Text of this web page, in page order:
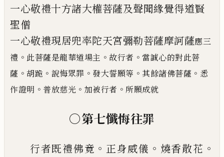
一心敬禮十方諸大權菩薩及聲聞緣覺得道賢
聖僧
一心敬禮現居兜率陀天宮彌勒菩薩摩訶薩應三
禮 。 此菩薩是龍華道場主 。 故行者 。 當誠心的對此菩
薩 。 胡跪 。 說悔眾罪 。 發大誓願等 。 其餘諸佛菩薩 。 悉
作證明 。 普放慈光 。 加被行者 。 所願成就
○第七懺悔往罪
行者既禮佛竟 。 正身威儀 。 燒香散花 。